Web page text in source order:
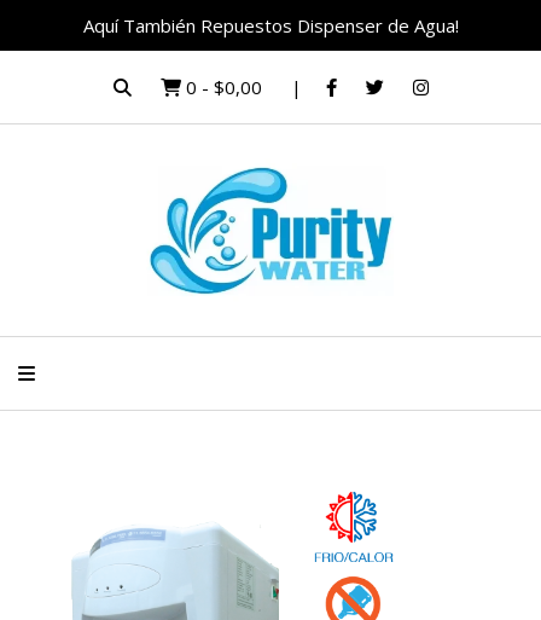
Aquí También Repuestos Dispenser de Agua!
0 - $0,00